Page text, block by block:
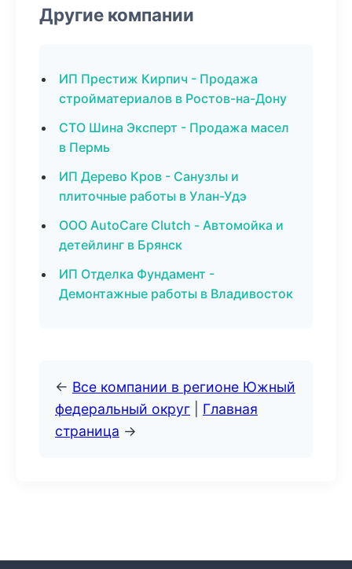
Другие компании
ИП Престиж Кирпич - Продажа
стройматериалов в Ростов-на-Дону
СТО Шина Эксперт - Продажа масел
в Пермь
ИП Дерево Кров - Санузлы и
плиточные работы в Улан-Удэ
ООО AutoCare Clutch - Автомойка и
детейлинг в Брянск
ИП Отделка Фундамент -
Демонтажные работы в Владивосток
← Все компании в регионе Южный
федеральный округ
Главная
страница →